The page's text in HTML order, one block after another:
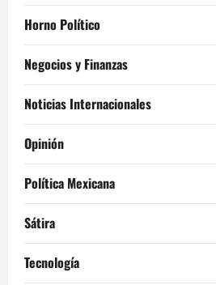
Horno Político
Negocios y Finanzas
Noticias Internacionales
Opinión
Política Mexicana
Sátira
Tecnología